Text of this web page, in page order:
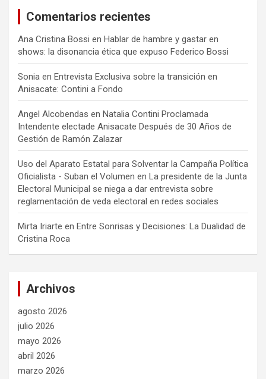
Comentarios recientes
Ana Cristina Bossi en Hablar de hambre y gastar en
shows: la disonancia ética que expuso Federico Bossi
Sonia en Entrevista Exclusiva sobre la transición en
Anisacate: Contini a Fondo
Angel Alcobendas en Natalia Contini Proclamada
Intendente electade Anisacate Después de 30 Años de
Gestión de Ramón Zalazar
Uso del Aparato Estatal para Solventar la Campaña Política
Oficialista - Suban el Volumen en La presidente de la Junta
Electoral Municipal se niega a dar entrevista sobre
reglamentación de veda electoral en redes sociales
Mirta Iriarte en Entre Sonrisas y Decisiones: La Dualidad de
Cristina Roca
Archivos
agosto 2026
julio 2026
mayo 2026
abril 2026
marzo 2026